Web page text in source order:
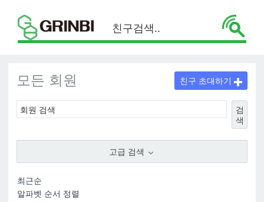
모든 회원
검
색
친구 초대하기
고급 검색